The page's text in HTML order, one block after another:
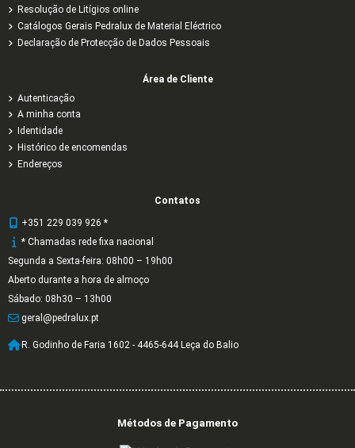
Resolução de Litígios online
Catálogos Gerais Pedralux de Material Eléctrico
Declaração de Protecção de Dados Pessoais
Área de Cliente
Autenticação
A minha conta
Identidade
Histórico de encomendas
Endereços
Contatos
+351 229 039 926 *
* Chamadas rede fixa nacional
Segunda a Sexta-feira: 08h00 – 19h00
Aberto durante a hora de almoço
Sábado: 08h30 – 13h00
geral@pedralux.pt
R. Godinho de Faria 1602 - 4465-644 Leça do Balio
Métodos de Pagamento